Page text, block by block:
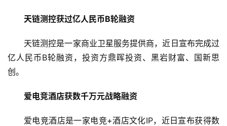
天链测控获过亿人民币B轮融资
天链测控是一家商业卫星服务提供商，近日宣布完成过
亿人民币B轮融资，投资方鼎晖投资、黑岩财富、国新思
创。
爱电竞酒店获数千万元战略融资
爱电竞酒店是一家电竞+酒店文化IP，近日宣布获得数